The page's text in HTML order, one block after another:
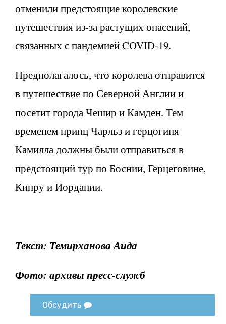
отменили предстоящие королевские
путешествия из-за растущих опасений,
связанных с пандемией COVID-19.
Предполагалось, что королева отправится
в путешествие по Северной Англии и
посетит города Чешир и Камден. Тем
временем принц Чарльз и герцогиня
Камилла должны были отправиться в
предстоящий тур по Боснии, Герцеговине,
Кипру и Иордании.
Текст: Темирханова Аида
Фото: архивы пресс-служб
Обсудить